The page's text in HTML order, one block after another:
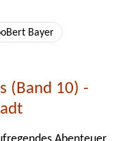
Bayer
(Band 10) -